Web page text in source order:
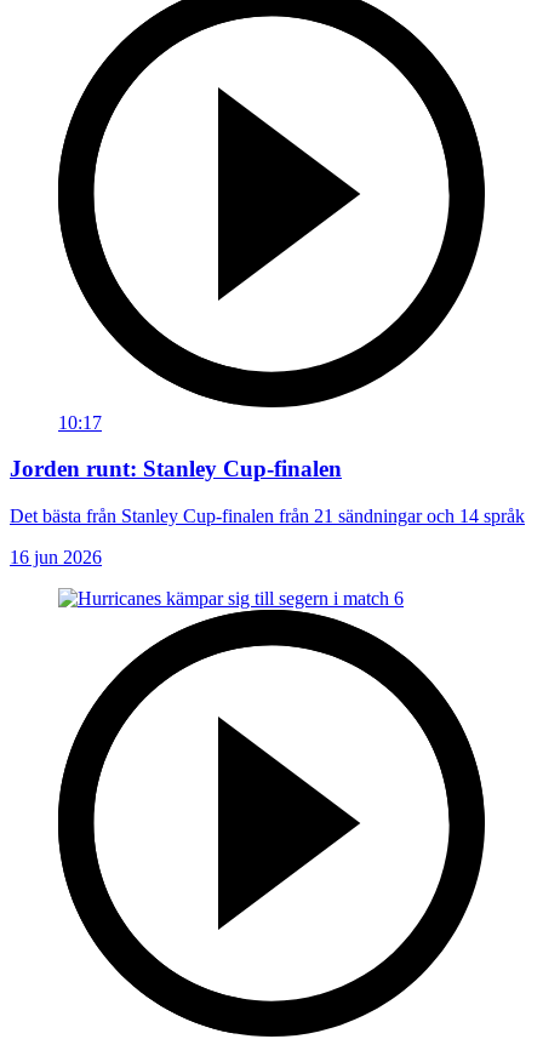
10:17
Jorden runt: Stanley Cup-finalen
Det bästa från Stanley Cup-finalen från 21 sändningar och 14 språk
16 jun 2026